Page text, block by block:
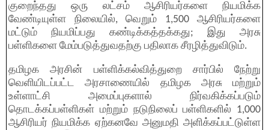
குறைந்தது ஒரு லட்சம் ஆசிரியர்களை நியமிக்க
வேண்டியுள்ள நிலையில், வெறும் 1,500 ஆசிரியர்களை
மட்டும் நியமிப்பது கண்டிக்கத்தக்கது; இது அரசு
பள்ளிகளை மேம்படுத்துவதற்கு பதிலாக சீரழித்துவிடும்.
தமிழக அரசின் பள்ளிக்கல்வித்துறை சார்பில் நேற்று
வெளியிடப்பட்ட அரசாணையில் தமிழக அரசு மற்றும்
உள்ளாட்சி அமைப்புகளால் நிர்வகிக்கப்படும்
தொடக்கப்பள்ளிகள் மற்றும் நடுநிலைப் பள்ளிகளில் 1,000
ஆசிரியர் நியமிக்க ஏற்கனவே அனுமதி அளிக்கப்பட்டுள்ள